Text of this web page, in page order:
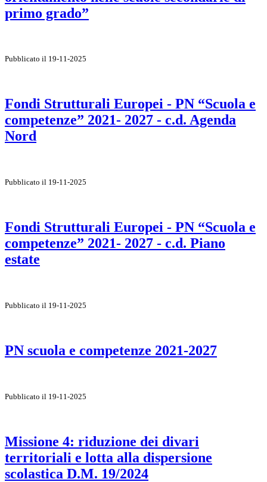
primo grado”
Pubblicato il 19-11-2025
Fondi Strutturali Europei - PN “Scuola e
competenze” 2021- 2027 - c.d. Agenda
Nord
Pubblicato il 19-11-2025
Fondi Strutturali Europei - PN “Scuola e
competenze” 2021- 2027 - c.d. Piano
estate
Pubblicato il 19-11-2025
PN scuola e competenze 2021-2027
Pubblicato il 19-11-2025
Missione 4: riduzione dei divari
territoriali e lotta alla dispersione
scolastica D.M. 19/2024